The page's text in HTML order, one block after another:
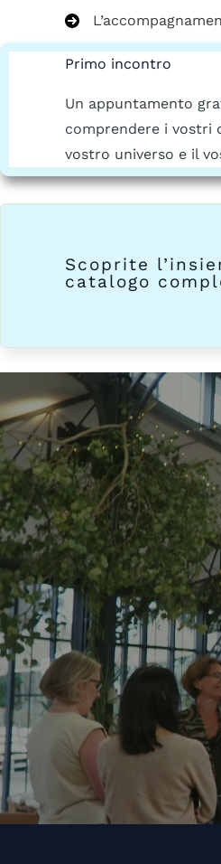
Primo incontro
Un appuntamento
comprendere i vostri
vostro universo e il
Scoprite
catalogo